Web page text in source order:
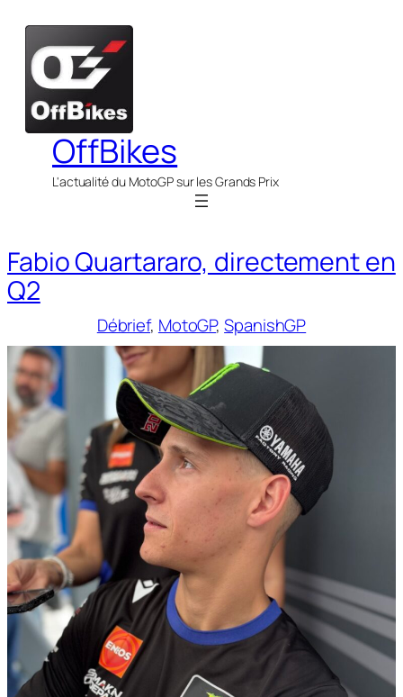
contenu
OffBikes
L'actualité du MotoGP sur les Grands Prix
Fabio Quartararo, directement en
Q2
Débrief, MotoGP, SpanishGP